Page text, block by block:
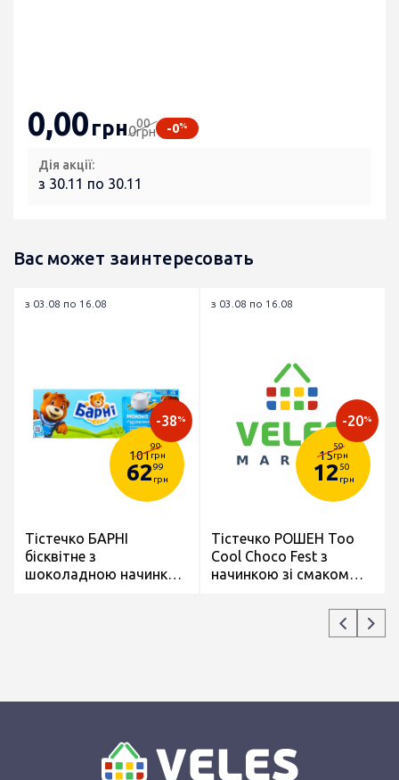
0,00грн000
грн -0%
Дія акції:
з 30.11 по 30.11
Вас может заинтересовать
з 03.08 по 16.08
101
99
грн
6299
грн
-38%
Тістечко БАРНІ
бісквітне з
шоколадною начинкою
з 03.08 по 16.08
15
59
грн
12 50
грн
-20%
Тістечко РОШЕН Too
Cool Choco Fest з
начинкою зі смаком